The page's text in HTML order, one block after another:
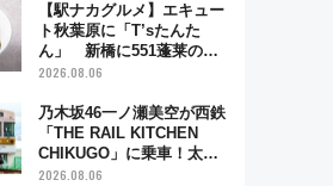
【駅ナカグルメ】エキュー
ト秋葉原に「T’sたんた
ん」 新橋に551蓬莱の
DNAを継ぐ「東京豚饅」、
まご」新グルメ続々登場！
【2026年8月】
2026.08.06
乃木坂46一ノ瀬美空が西鉄
「THE RAIL KITCHEN
CHIKUGO」に乗車！太宰
府･柳川を巡る福岡観光列
2026.08.06